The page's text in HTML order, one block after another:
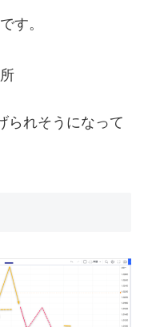
す。
られそうになって